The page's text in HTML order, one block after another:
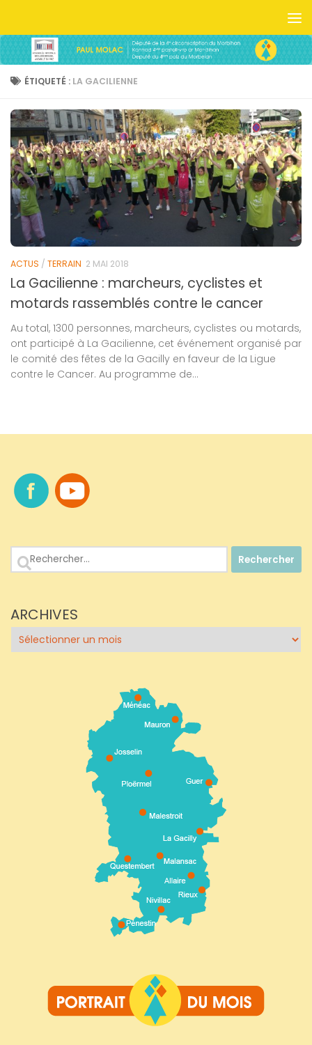
ÉTIQUETÉ : LA GACILIENNE
ACTUS / TERRAIN 2 MAI 2018
La Gacilienne : marcheurs, cyclistes et
motards rassemblés contre le cancer
Au total, 1300 personnes, marcheurs, cyclistes ou motards,
ont participé à La Gacilienne, cet événement organisé par
le comité des fêtes de la Gacilly en faveur de la Ligue
contre le Cancer. Au programme de...
Rechercher :
ARCHIVES
Archives